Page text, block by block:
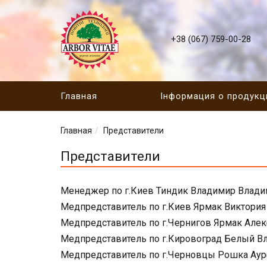
+38 (067) 759-00-28
Главная Інформация о
Главная Представители
Представители
Менеджер по г.Киев Тиндик Владимир
Медпредставитель по г.Киев Ярмак Виктория
Медпредставитель по г.Чернигов Ярмак
Медпредставитель по г.Кировоград Белый
Медпредставитель по г.Черновцы Рошка